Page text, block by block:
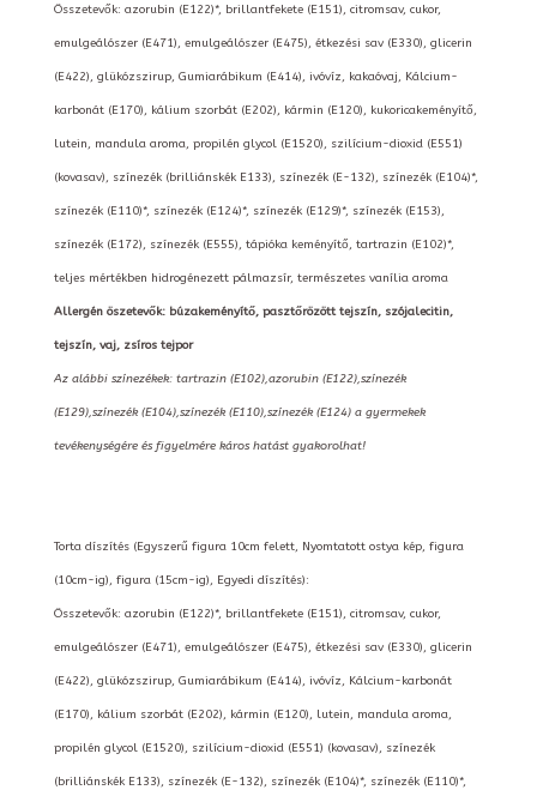
Összetevők: azorubin (E122)*, brillantfekete (E151), citromsav, cukor,
emulgeálószer (E471), emulgeálószer (E475), étkezési sav (E330), glicerin
(E422), glükózszirup, Gumiarábikum (E414), ivóvíz, kakaóvaj, Kálcium-
karbonát (E170), kálium szorbát (E202), kármin (E120), kukoricakeményítő,
lutein, mandula aroma, propilén glycol (E1520), szilícium-dioxid (E551)
(kovasav), színezék (brilliánskék E133), színezék (E-132), színezék (E104)*,
színezék (E110)*, színezék (E124)*, színezék (E129)*, színezék (E153),
színezék (E172), színezék (E555), tápióka keményítő, tartrazin (E102)*,
teljes mértékben hidrogénezett pálmazsír, természetes vanília aroma
Allergén öszetevők: búzakeményítő, pasztőrözött tejszín, szójalecitin,
tejszín, vaj, zsíros tejpor
Az alábbi színezékek: tartrazin (E102),azorubin (E122),színezék
(E129),színezék (E104),színezék (E110),színezék (E124) a gyermekek
tevékenységére és figyelmére káros hatást gyakorolhat!
Torta díszítés (Egyszerű figura 10cm felett, Nyomtatott ostya kép, figura
(10cm-ig), figura (15cm-ig), Egyedi díszítés):
Összetevők: azorubin (E122)*, brillantfekete (E151), citromsav, cukor,
emulgeálószer (E471), emulgeálószer (E475), étkezési sav (E330), glicerin
(E422), glükózszirup, Gumiarábikum (E414), ivóvíz, Kálcium-karbonát
(E170), kálium szorbát (E202), kármin (E120), lutein, mandula aroma,
propilén glycol (E1520), szilícium-dioxid (E551) (kovasav), színezék
(brilliánskék E133), színezék (E-132), színezék (E104)*, színezék (E110)*,